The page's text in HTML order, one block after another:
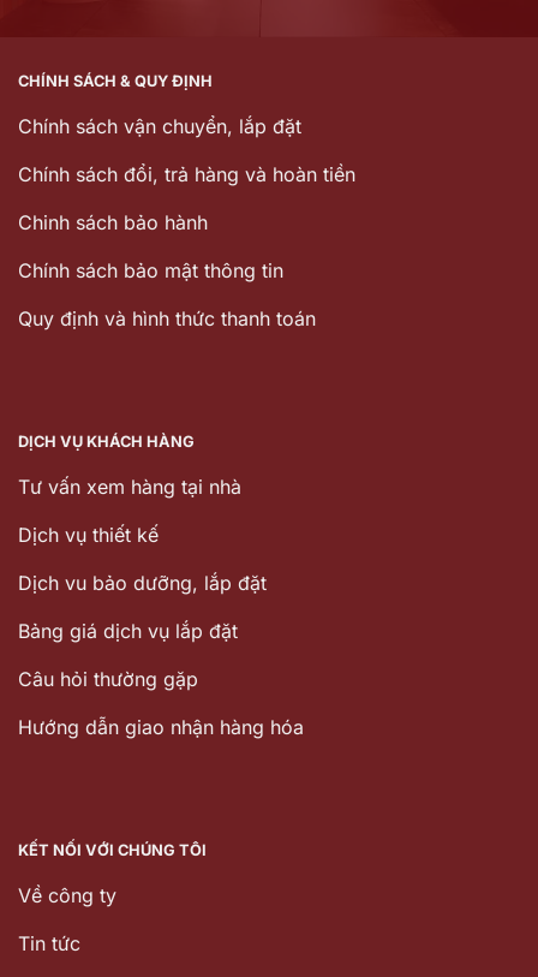
CHÍNH SÁCH & QUY ĐỊNH
Chính sách vận chuyển, lắp đặt
Chính sách đổi, trả hàng và hoàn tiền
Chinh sách bảo hành
Chính sách bảo mật thông tin
Quy định và hình thức thanh toán
DỊCH VỤ KHÁCH HÀNG
Tư vấn xem hàng tại nhà
Dịch vụ thiết kế
Dịch vu bảo dưỡng, lắp đặt
Bảng giá dịch vụ lắp đặt
Câu hỏi thường gặp
Hướng dẫn giao nhận hàng hóa
KẾT NỐI VỚI CHÚNG TÔI
Về công ty
Tin tức